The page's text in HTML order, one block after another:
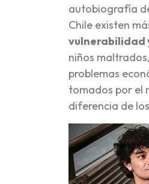
autobiografía
Chile existen
vulnerabilidad
niños
problemas
tomados por el
diferencia de